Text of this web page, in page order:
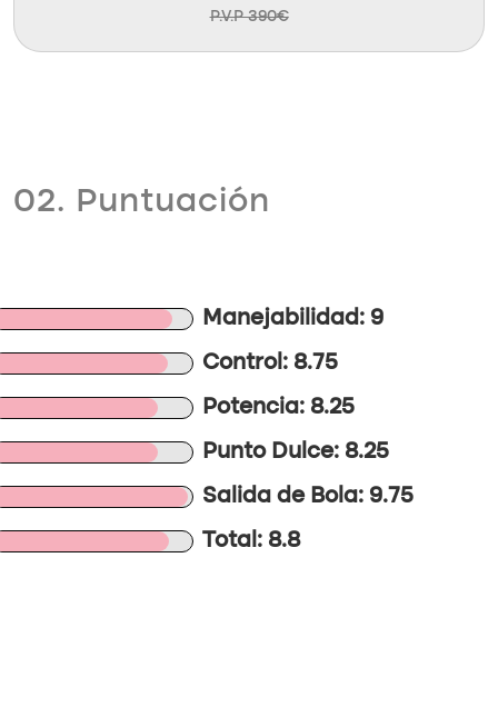
P.V.P 390€
02. Puntuación
Manejabilidad: 9
Control: 8.75
Potencia: 8.25
Punto Dulce: 8.25
Salida de Bola: 9.75
Total: 8.8